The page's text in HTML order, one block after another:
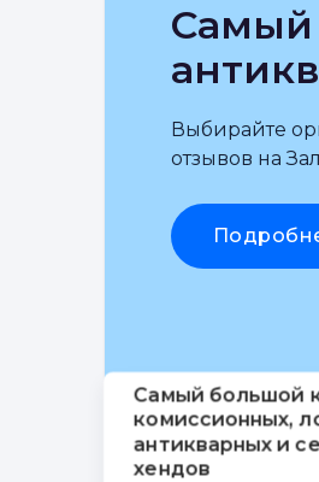
Самый
Выбирайте
отзывов на
Самый большой
комиссионных,
антикварных и
хендов